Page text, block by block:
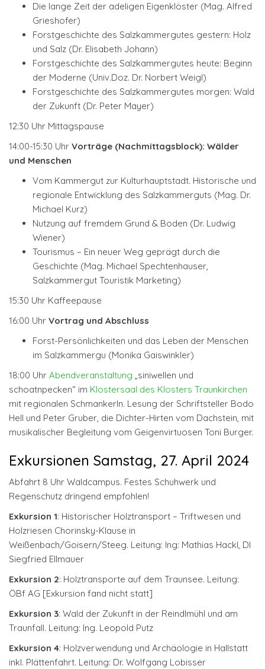
Die lange Zeit der adeligen Eigenklöster (Mag. Alfred
Grieshofer)
Forstgeschichte des Salzkammergutes gestern: Holz
und Salz (Dr. Elisabeth Johann)
Forstgeschichte des Salzkammergutes heute: Beginn
der Moderne (Univ.Doz. Dr. Norbert Weigl)
Forstgeschichte des Salzkammergutes morgen: Wald
der Zukunft (Dr. Peter Mayer)
12:30 Uhr Mittagspause
14:00-15:30 Uhr Vorträge (Nachmittagsblock): Wälder
und Menschen
Vom Kammergut zur Kulturhauptstadt. Historische und
regionale Entwicklung des Salzkammerguts (Mag. Dr.
Michael Kurz)
Nutzung auf fremdem Grund & Boden (Dr. Ludwig
Wiener)
Tourismus – Ein neuer Weg geprägt durch die
Geschichte (Mag. Michael Spechtenhauser,
Salzkammergut Touristik Marketing)
15:30 Uhr Kaffeepause
16:00 Uhr Vortrag und Abschluss
Forst-Persönlichkeiten und das Leben der Menschen
im Salzkammergu (Monika Gaiswinkler)
18:00 Uhr Abendveranstaltung „siniwellen und
schoatnpecken“ im Klostersaal des Klosters Traunkirchen
mit regionalen Schmankerln. Lesung der Schriftsteller Bodo
Hell und Peter Gruber, die Dichter-Hirten vom Dachstein, mit
musikalischer Begleitung vom Geigenvirtuosen Toni Burger.
Exkursionen Samstag, 27. April 2024
Abfahrt 8 Uhr Waldcampus. Festes Schuhwerk und
Regenschutz dringend empfohlen!
Exkursion 1: Historischer Holztransport – Triftwesen und
Holzriesen Chorinsky-Klause in
Weißenbach/Goisern/Steeg. Leitung: Ing: Mathias Hackl, DI
Siegfried Ellmauer
Exkursion 2: Holztransporte auf dem Traunsee. Leitung:
ÖBf AG [Exkursion fand nicht statt]
Exkursion 3: Wald der Zukunft in der Reindlmühl und am
Traunfall. Leitung: Ing. Leopold Putz
Exkursion 4: Holzverwendung und Archäologie in Hallstatt
inkl. Plättenfahrt. Leitung: Dr. Wolfgang Lobisser